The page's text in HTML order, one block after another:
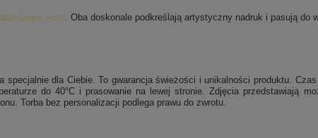
ecru . Oba doskonale podkreślają artystyczny nadruk i pasują
specjalnie dla Ciebie. To gwarancja świeżości i unikalności produktu.
do 40°C i prasowanie na lewej stronie. Zdjęcia przedstawiają
Torba bez personalizacji podlega prawu do zwrotu.